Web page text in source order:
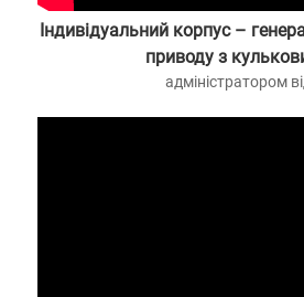
Індивідуальний корпус –
приводу з
адміністратором